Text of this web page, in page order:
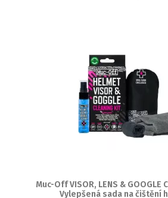
Muc-Off VISOR, LENS & GOOGLE
Vylepšená sada na čištění